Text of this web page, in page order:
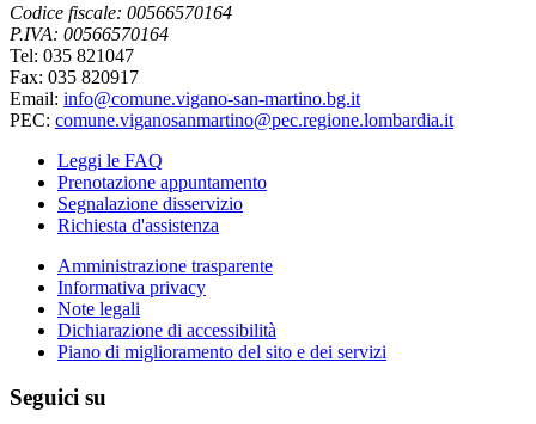
Codice fiscale: 00566570164
P.IVA: 00566570164
Tel: 035 821047
Fax: 035 820917
Email: info@comune.vigano-san-martino.bg.it
PEC: comune.viganosanmartino@pec.regione.lombardia.it
Leggi le FAQ
Prenotazione appuntamento
Segnalazione disservizio
Richiesta d'assistenza
Amministrazione trasparente
Informativa privacy
Note legali
Dichiarazione di accessibilità
Piano di miglioramento del sito e dei servizi
Seguici su